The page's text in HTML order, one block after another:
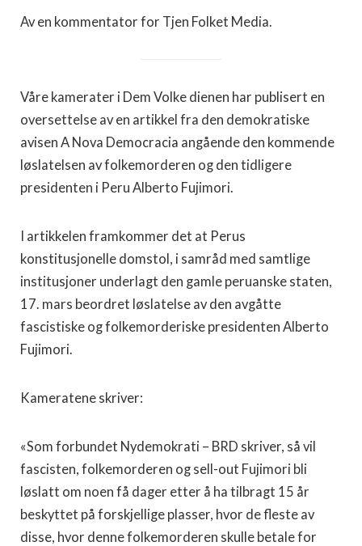
Av en kommentator for Tjen Folket Media.
Våre kamerater i Dem Volke dienen har publisert en
oversettelse av en artikkel fra den demokratiske
avisen A Nova Democracia angående den kommende
løslatelsen av folkemorderen og den tidligere
presidenten i Peru Alberto Fujimori.
I artikkelen framkommer det at Perus
konstitusjonelle domstol, i samråd med samtlige
institusjoner underlagt den gamle peruanske staten,
17. mars beordret løslatelse av den avgåtte
fascistiske og folkemorderiske presidenten Alberto
Fujimori.
Kameratene skriver:
«Som forbundet Nydemokrati – BRD skriver, så vil
fascisten, folkemorderen og sell-out Fujimori bli
løslatt om noen få dager etter å ha tilbragt 15 år
beskyttet på forskjellige plasser, hvor de fleste av
disse, hvor denne folkemorderen skulle betale for